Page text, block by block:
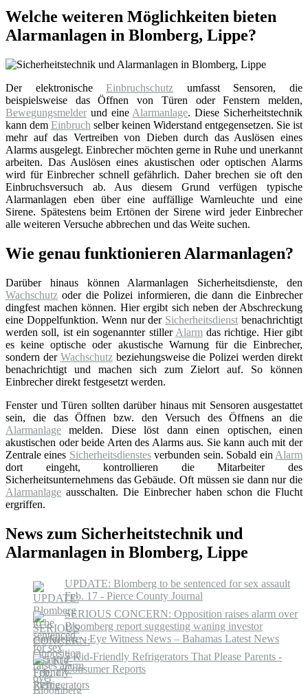
Welche weiteren Möglichkeiten bieten
Alarmanlagen in Blomberg, Lippe?
Der elektronischeEinbruchschutz umfasst Sensoren, die
beispielsweise das Öffnen von Türen oder Fenstern melden,
Bewegungsmelder und eine Alarmanlage. Diese Sicherheitstechnik
kann dem Einbruch selber keinen Widerstand entgegensetzen. Sie ist
mehr auf das Vertreiben von Dieben durch das Auslösen eines
Alarms ausgelegt. Einbrecher möchten gerne in Ruhe und unerkannt
arbeiten. Das Auslösen eines akustischen oder optischen Alarms
wird für Einbrecher schnell gefährlich. Daher brechen sie oft den
Einbruchsversuch ab. Aus diesem Grund verfügen typische
Alarmanlagen eben über eine auffällige Warnleuchte und eine
Sirene. Spätestens beim Ertönen der Sirene wird jeder Einbrecher
alle weiteren Versuche abbrechen und das Weite suchen.
Wie genau funktionieren Alarmanlagen?
Darüber hinaus können Alarmanlagen Sicherheitsdienste, den
Wachschutz oder die Polizei informieren, die dann die Einbrecher
dingfest machen können. Hier ergibt sich neben der Abschreckung
eine Doppelfunktion. Wenn nur der Sicherheitsdienst benachrichtigt
werden soll, ist ein sogenannter stiller Alarmdas richtige. Hier gibt
es keine optische oder akustische Warnung für die Einbrecher,
sondern der Wachschutzbeziehungsweise die Polizei werden direkt
benachrichtigt und machen sich zum Zielort auf. So können
Einbrecher direkt festgesetzt werden.
Fenster und Türen sollten darüber hinaus mit Sensoren ausgestattet
sein, die das Öffnen bzw. den Versuch des Öffnens an die
Alarmanlage melden. Diese löst dann einen optischen, einen
akustischen oder beide Arten des Alarms aus. Sie kann auch mit der
Zentrale eines Sicherheitsdienstesverbunden sein. Sobald ein Alarm
dort eingeht, kontrollieren die Mitarbeiter des
Sicherheitsunternehmens das Gebäude. Oft müssen sie dann nur die
Alarmanlage ausschalten. Die Einbrecher haben schon die Flucht
ergriffen.
News zum Sicherheitstechnik und
Alarmanlagen in Blomberg, Lippe
UPDATE: Blomberg to be sentenced for sex assault
Feb. 17 - Pierce County Journal
SERIOUS CONCERN: Opposition raises alarm over
Bloomberg report suggesting waning investor
confidence - Eye Witness News – Bahamas Latest News
5 Kid-Friendly Refrigerators That Please Parents -
Consumer Reports